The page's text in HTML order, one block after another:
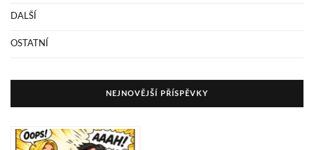
DALŠÍ
OSTATNÍ
NEJNOVĚJŠÍ PŘÍSPĚVKY